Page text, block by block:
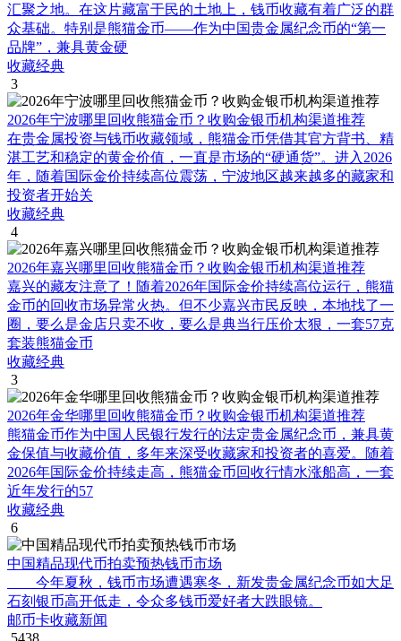
汇聚之地。在这片藏富于民的土地上，钱币收藏有着广泛的群
众基础。特别是熊猫金币——作为中国贵金属纪念币的“第一
品牌”，兼具黄金硬
收藏经典
3
2026年宁波哪里回收熊猫金币？收购金银币机构渠道推荐
在贵金属投资与钱币收藏领域，熊猫金币凭借其官方背书、精
湛工艺和稳定的黄金价值，一直是市场的“硬通货”。进入2026
年，随着国际金价持续高位震荡，宁波地区越来越多的藏家和
投资者开始关
收藏经典
4
2026年嘉兴哪里回收熊猫金币？收购金银币机构渠道推荐
嘉兴的藏友注意了！随着2026年国际金价持续高位运行，熊猫
金币的回收市场异常火热。但不少嘉兴市民反映，本地找了一
圈，要么是金店只卖不收，要么是典当行压价太狠，一套57克
套装熊猫金币
收藏经典
3
2026年金华哪里回收熊猫金币？收购金银币机构渠道推荐
熊猫金币作为中国人民银行发行的法定贵金属纪念币，兼具黄
金保值与收藏价值，多年来深受收藏家和投资者的喜爱。随着
2026年国际金价持续走高，熊猫金币回收行情水涨船高，一套
近年发行的57
收藏经典
6
中国精品现代币拍卖预热钱币市场
今年夏秋，钱币市场遭遇寒冬，新发贵金属纪念币如大足
石刻银币高开低走，令众多钱币爱好者大跌眼镜。
邮币卡收藏新闻
5438